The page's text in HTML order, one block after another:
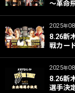
～革命
2025年08
8.26新
戦カー
2025年08
8.26新
選手決